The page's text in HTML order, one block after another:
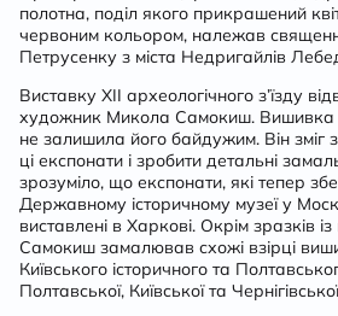
полотна, поділ якого прикрашений
червоним кольором, належав
Петрусенку з міста Недригайлів
Виставку XII археологічного з’їзду
художник Микола Самокиш. Вишивка
не залишила його байдужим. Він зміг
ці експонати і зробити детальні
зрозуміло, що експонати, які тепер
Державному історичному музеї у
виставлені в Харкові. Окрім зразків
Самокиш замалював схожі взірці
Київського історичного та
Полтавської, Київської та